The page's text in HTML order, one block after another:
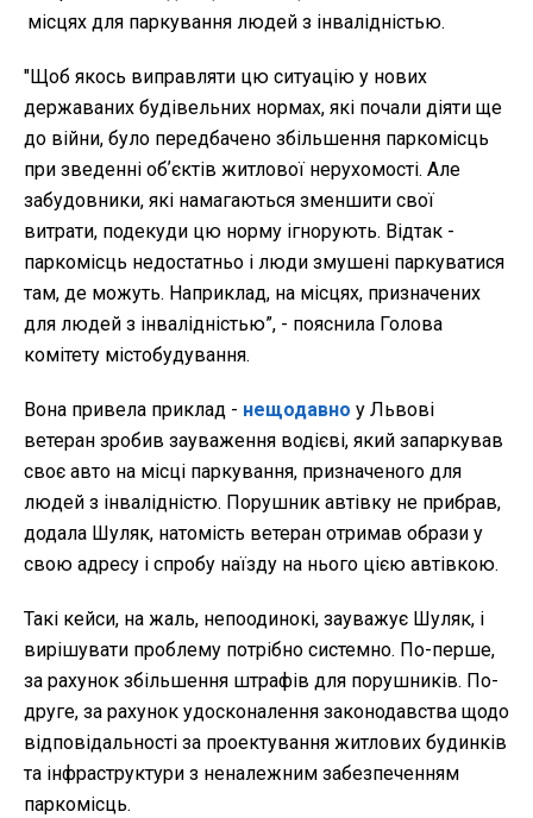
місцях для паркування людей з інвалідністью.
"Щоб якось виправляти цю ситуацію у нових
державаних будівельних нормах, які почали діяти ще
до війни, було передбачено збільшення паркомісць
при зведенні обʼєктів житлової нерухомості. Але
забудовники, які намагаються зменшити свої
витрати, подекуди цю норму ігнорують. Відтак -
паркомісць недостатньо і люди змушені паркуватися
там, де можуть. Наприклад, на місцях, призначених
для людей з інвалідністью”, - пояснила Голова
комітету містобудування.
Вона привела приклад - нещодавно у Львові
ветеран зробив зауваження водієві, який запаркував
своє авто на місці паркування, призначеного для
людей з інвалідністю. Порушник автівку не прибрав,
додала Шуляк, натомість ветеран отримав образи у
свою адресу і спробу наїзду на нього цією автівкою.
Такі кейси, на жаль, непоодинокі, зауважує Шуляк, і
вирішувати проблему потрібно системно. По-перше,
за рахунок збільшення штрафів для порушників. По-
друге, за рахунок удосконалення законодавства щодо
відповідальності за проектування житлових будинків
та інфраструктури з неналежним забезпеченням
паркомісць.